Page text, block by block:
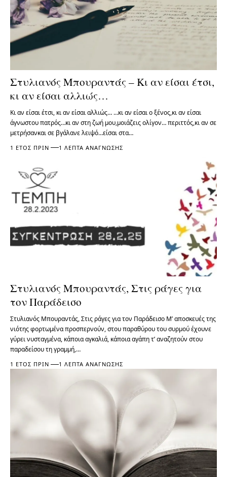
Στυλιανός Μπουραντάς – Κι αν είσαι έτσι,
κι αν είσαι αλλιώς…
Κι αν είσαι έτσι, κι αν είσαι αλλιώς… …κι αν είσαι ο ξένος,κι αν είσαι
άγνωστου πατρός…κι αν στη ζωή μου,μοιάζεις ολίγον… περιττός,κι αν σε
μετρήσανκαι σε βγάλανε λειψό…είσαι στα…
1 ΈΤΟΣ ΠΡΙΝ 1 ΛΕΠΤΆ ΑΝΆΓΝΩΣΗΣ
Στυλιανός Μπουραντάς, Στις ράγες για
τον Παράδεισο
Στυλιανός Μπουραντάς, Στις ράγες για τον Παράδεισο Μ’ αποσκευές της
νιότης φορτωμένα προσπερνούν, στου παραθύρου του συρμού έχουνε
γύρει νυσταγμένα, κάποια αγκαλιά, κάποια αγάπη τ’ αναζητούν στου
παραδείσου τη γραμμή,…
1 ΈΤΟΣ ΠΡΙΝ 1 ΛΕΠΤΆ ΑΝΆΓΝΩΣΗΣ